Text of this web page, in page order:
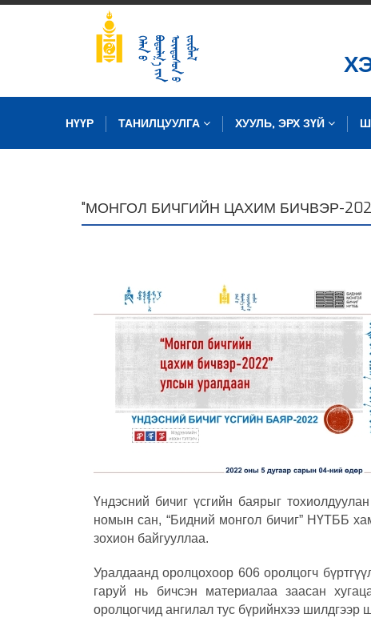
НҮҮР ТАНИЛЦУУЛГА ХУУЛЬ, ЭРХ ЗҮЙ
"МОНГОЛ БИЧГИЙН ЦАХИМ БИЧВЭР-
Үндэсний бичиг үсгийн баярыг
номын сан, “Бидний монгол бичиг” НҮТББ
зохион байгууллаа.
Уралдаанд оролцохоор 606 оролцогч
гаруй нь бичсэн материалаа заасан
оролцогчид ангилал тус бүрийнхээ шилдгээр